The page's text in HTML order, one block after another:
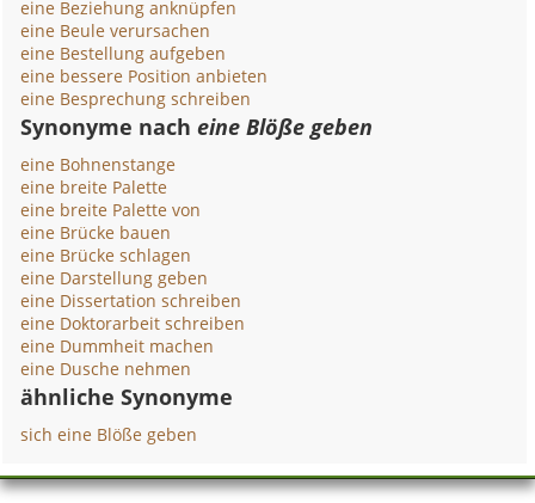
eine Beziehung anknüpfen
eine Beule verursachen
eine Bestellung aufgeben
eine bessere Position anbieten
eine Besprechung schreiben
Synonyme nacheine Blöße geben
eine Bohnenstange
eine breite Palette
eine breite Palette von
eine Brücke bauen
eine Brücke schlagen
eine Darstellung geben
eine Dissertation schreiben
eine Doktorarbeit schreiben
eine Dummheit machen
eine Dusche nehmen
ähnliche Synonyme
sich eine Blöße geben